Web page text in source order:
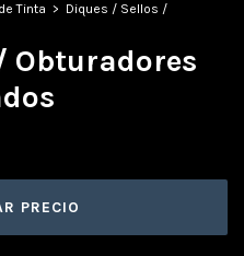
Tinta > Diques / Sellos /
Obturadores